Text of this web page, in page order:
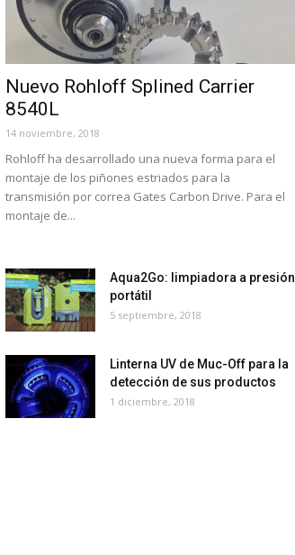
Nuevo Rohloff Splined Carrier
8540L
14 noviembre, 2018
Rohloff ha desarrollado una nueva forma para el
montaje de los piñones estriados para la
transmisión por correa Gates Carbon Drive. Para el
montaje de...
Aqua2Go: limpiadora a presión
portátil
5 septiembre, 2018
Linterna UV de Muc-Off para la
detección de sus productos
1 diciembre, 2018